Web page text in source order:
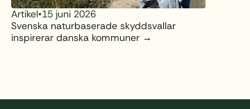
Artikel•15 juni 2026
Svenska naturbaserade skyddsvallar
inspirerar danska kommuner